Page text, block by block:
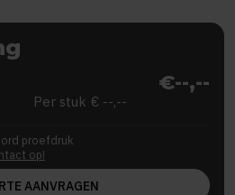
€--,--
Per stuk € --,--
proefdruk
op!
AANVRAGEN